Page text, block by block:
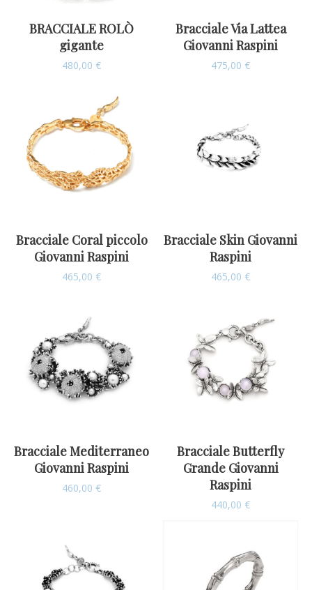
BRACCIALE ROLÒ
gigante
480,00 €
Bracciale Via Lattea
Giovanni Raspini
475,00 €
Bracciale Coral piccolo
Giovanni Raspini
465,00 €
Bracciale Skin Giovanni
Raspini
465,00 €
Bracciale Mediterraneo
Giovanni Raspini
460,00 €
Bracciale Butterfly
Grande Giovanni
Raspini
440,00 €